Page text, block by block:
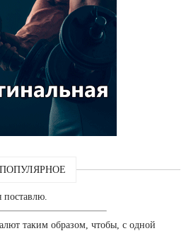
ПОПУЛЯРНОЕ
поставлю.
таким образом, чтобы, с одной